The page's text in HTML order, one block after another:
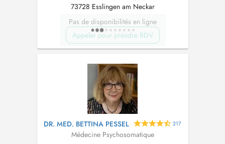
73728 Esslingen am Neckar
Pas de disponibilités en ligne
Appeler pour prendre RDV
DR. MED. BETTINA PESSEL 217
Médecine Psychosomatique